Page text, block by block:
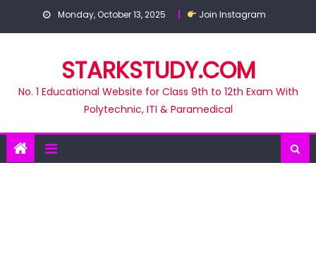
Monday, October 13, 2025 Join Instagram
STARKSTUDY.COM
No. 1 Educational Website for Class 9th to 12th Exam With
Polytechnic, ITI & Paramedical